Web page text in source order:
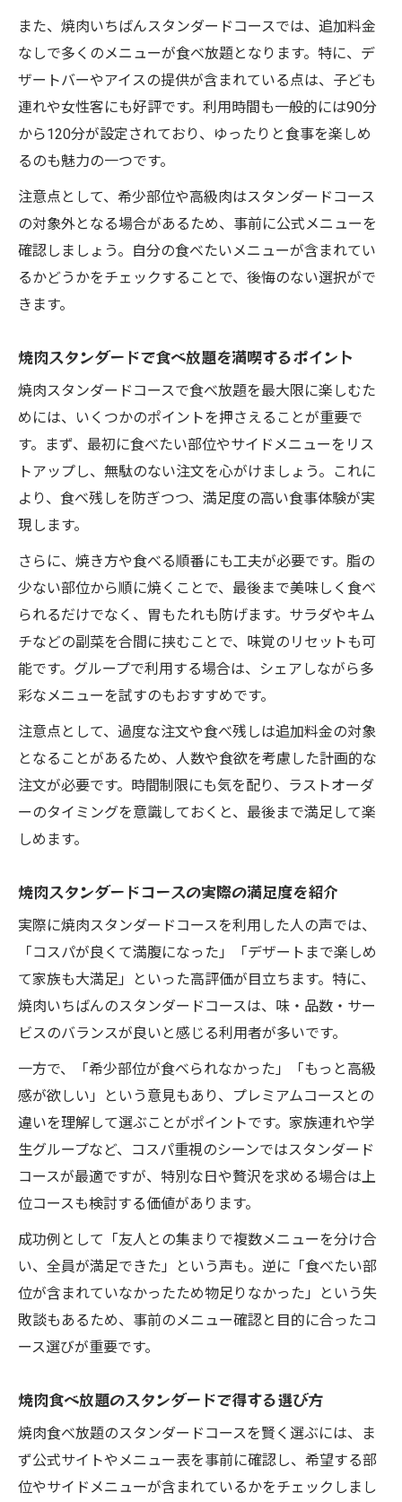
また、焼肉いちばんスタンダードコースでは、追加料金
なしで多くのメニューが食べ放題となります。特に、デ
ザートバーやアイスの提供が含まれている点は、子ども
連れや女性客にも好評です。利用時間も一般的には90分
から120分が設定されており、ゆったりと食事を楽しめ
るのも魅力の一つです。
注意点として、希少部位や高級肉はスタンダードコース
の対象外となる場合があるため、事前に公式メニューを
確認しましょう。自分の食べたいメニューが含まれてい
るかどうかをチェックすることで、後悔のない選択がで
きます。
焼肉スタンダードで食べ放題を満喫するポイント
焼肉スタンダードコースで食べ放題を最大限に楽しむた
めには、いくつかのポイントを押さえることが重要で
す。まず、最初に食べたい部位やサイドメニューをリス
トアップし、無駄のない注文を心がけましょう。これに
より、食べ残しを防ぎつつ、満足度の高い食事体験が実
現します。
さらに、焼き方や食べる順番にも工夫が必要です。脂の
少ない部位から順に焼くことで、最後まで美味しく食べ
られるだけでなく、胃もたれも防げます。サラダやキム
チなどの副菜を合間に挟むことで、味覚のリセットも可
能です。グループで利用する場合は、シェアしながら多
彩なメニューを試すのもおすすめです。
注意点として、過度な注文や食べ残しは追加料金の対象
となることがあるため、人数や食欲を考慮した計画的な
注文が必要です。時間制限にも気を配り、ラストオーダ
ーのタイミングを意識しておくと、最後まで満足して楽
しめます。
焼肉スタンダードコースの実際の満足度を紹介
実際に焼肉スタンダードコースを利用した人の声では、
「コスパが良くて満腹になった」「デザートまで楽しめ
て家族も大満足」といった高評価が目立ちます。特に、
焼肉いちばんのスタンダードコースは、味・品数・サー
ビスのバランスが良いと感じる利用者が多いです。
一方で、「希少部位が食べられなかった」「もっと高級
感が欲しい」という意見もあり、プレミアムコースとの
違いを理解して選ぶことがポイントです。家族連れや学
生グループなど、コスパ重視のシーンではスタンダード
コースが最適ですが、特別な日や贅沢を求める場合は上
位コースも検討する価値があります。
成功例として「友人との集まりで複数メニューを分け合
い、全員が満足できた」という声も。逆に「食べたい部
位が含まれていなかったため物足りなかった」という失
敗談もあるため、事前のメニュー確認と目的に合ったコ
ース選びが重要です。
焼肉食べ放題のスタンダードで得する選び方
焼肉食べ放題のスタンダードコースを賢く選ぶには、ま
ず公式サイトやメニュー表を事前に確認し、希望する部
位やサイドメニューが含まれているかをチェックしまし